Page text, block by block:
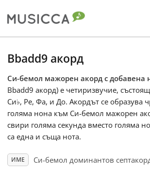
Български
Dansk
Deutsch
Bbadd9 акорд
Си-бемол мажорен акорд с добавена
Bbadd9 акорд) е четиризвучие,
Си♭, Ре, Фа, и До. Акордът се образува
голяма нона към Си-бемол мажорен
свири голяма секунда вместо голяма
са една и съща нота.
ИМЕ Си-бемол доминантов